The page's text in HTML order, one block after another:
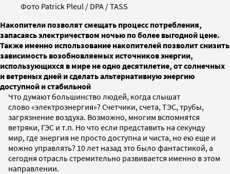
Фото Patrick Pleul / DPA / TASS
Накопители позволят смещать процесс потребления,
запасаясь электричеством ночью по более выгодной цене.
Также именно использование накопителей позволит снизить
зависимость возобновляемых источников энергии,
использующихся в мире не одно десятилетие, от солнечных
и ветреных дней и сделать альтернативную энергию
доступной и стабильной
Что думают большинство людей, когда слышат
слово «электроэнергия»? Счетчики, счета, ТЭС, трубы,
загрязнение воздуха. Возможно, многим вспомнятся
ветряки, ГЭС и т.п. Но что если представить на секунду
мир, где энергия не просто доступна и чиста, но ею еще и
можно управлять? 10 лет назад это было фантастикой, а
сегодня отрасль стремительно развивается именно в этом
направлении.